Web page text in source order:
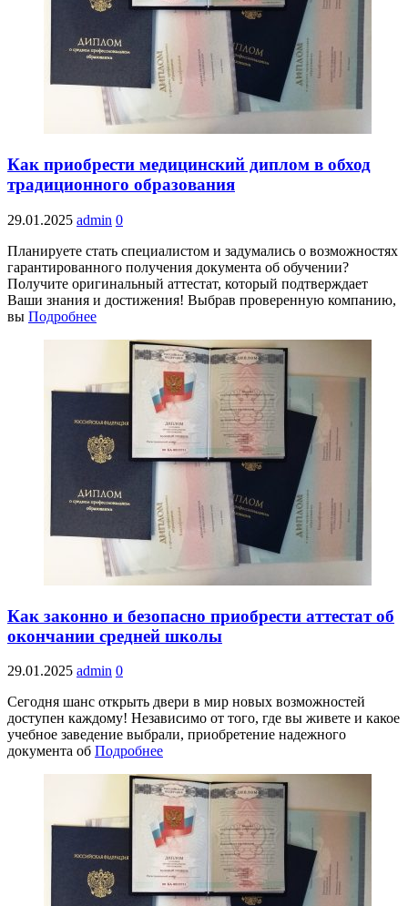
Как приобрести медицинский диплом в обход
традиционного образования
29.01.2025 admin 0
Планируете стать специалистом и задумались о возможностях
гарантированного получения документа об обучении?
Получите оригинальный аттестат, который подтверждает
Ваши знания и достижения! Выбрав проверенную компанию,
вы Подробнее
Как законно и безопасно приобрести аттестат об
окончании средней школы
29.01.2025 admin 0
Сегодня шанс открыть двери в мир новых возможностей
доступен каждому! Независимо от того, где вы живете и какое
учебное заведение выбрали, приобретение надежного
документа об Подробнее